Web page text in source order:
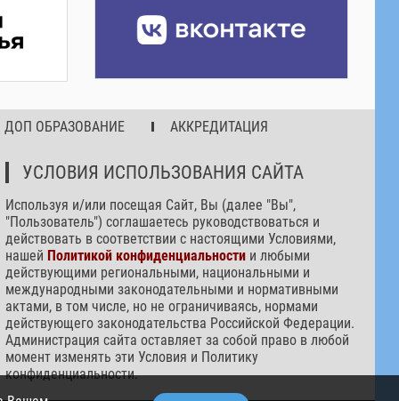
ДОП ОБРАЗОВАНИЕ АККРЕДИТАЦИЯ
УСЛОВИЯ ИСПОЛЬЗОВАНИЯ САЙТА
Используя и/или посещая Сайт, Вы (далее "Вы",
"Пользователь") соглашаетесь руководствоваться и
действовать в соответствии с настоящими Условиями,
нашей Политикой конфиденциальности и любыми
действующими региональными, национальными и
международными законодательными и нормативными
актами, в том числе, но не ограничиваясь, нормами
действующего законодательства Российской Федерации.
Администрация сайта оставляет за собой право в любой
момент изменять эти Условия и Политику
конфиденциальности.